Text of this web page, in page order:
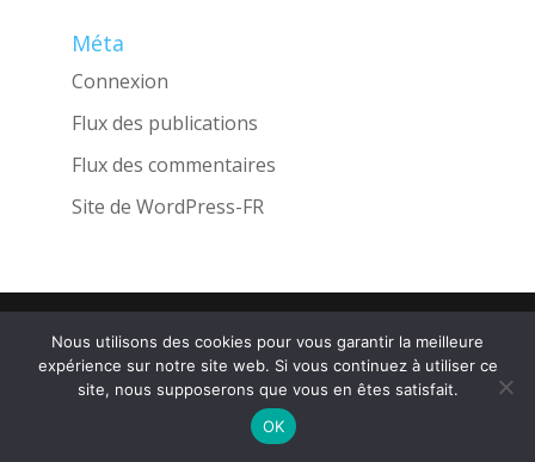
Méta
Connexion
Flux des publications
Flux des commentaires
Site de WordPress-FR
Nous utilisons des cookies pour vous garantir la meilleure
expérience sur notre site web. Si vous continuez à utiliser ce
site, nous supposerons que vous en êtes satisfait.
OK